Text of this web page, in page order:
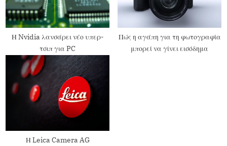
Η Nvidia λανσάρει νέο υπερ-
τσιπ για PC
Πώς η αγάπη για τη φωτογραφία
μπορεί να γίνει εισόδημα
Η Leica Camera AG